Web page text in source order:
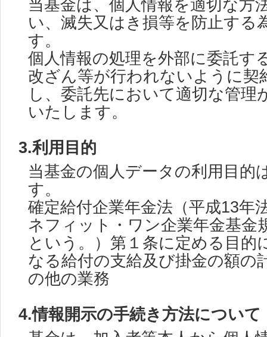
当基金は、個人情報を適切な方
い、滅失又はき損等を防止する
す。
個人情報の処理を外部に委託す
改ざん等が行われないように契
し、委託先において適切な管理
いたします。
3.利用目的
当基金の個人データの利用目的
す。
確定給付企業年金法（平成13年
ネフィット・ワン企業年金基金
という。）第１条に定める目的
なる給付の支給及び掛金の額の
の他の業務
4.情報開示の手続き方法について